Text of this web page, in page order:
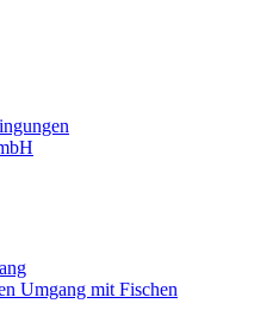
Umgang mit Fischen